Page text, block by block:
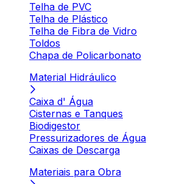
Telha de PVC
Telha de Plástico
Telha de Fibra de Vidro
Toldos
Chapa de Policarbonato
Material Hidráulico
Caixa d' Água
Cisternas e Tanques
Biodigestor
Pressurizadores de Água
Caixas de Descarga
Materiais para Obra